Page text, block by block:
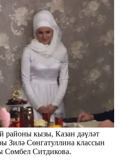
районы кызы, Казан дəүлəт
Зилə Сөнгатуллина классын
Сөмбел Ситдикова.